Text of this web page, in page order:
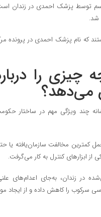
سم توسط پزشک احمدی در زندان
شد.
که نام پزشک احمدی در پرونده
را
می‌دهد؟
چند ویژگی مهم در ساختار
کمترین مخالفت سازمان‌یافته یا
از ابزارهای کنترل به کار می‌گرفت.
در زندان، به‌جای اعدام‌های
را کاهش داده و از ایجاد